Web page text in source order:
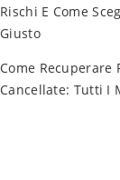
Rischi E Come
Giusto
Come Recuperare
Cancellate: Tutti I